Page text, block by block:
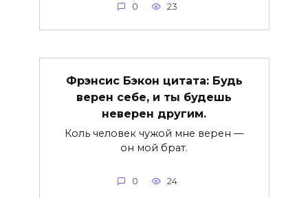
0 23
Фрэнсис Бэкон цитата: Будь
верен себе, и ты будешь
неверен другим.
Коль человек чужой мне верен —
он мой брат.
0 24